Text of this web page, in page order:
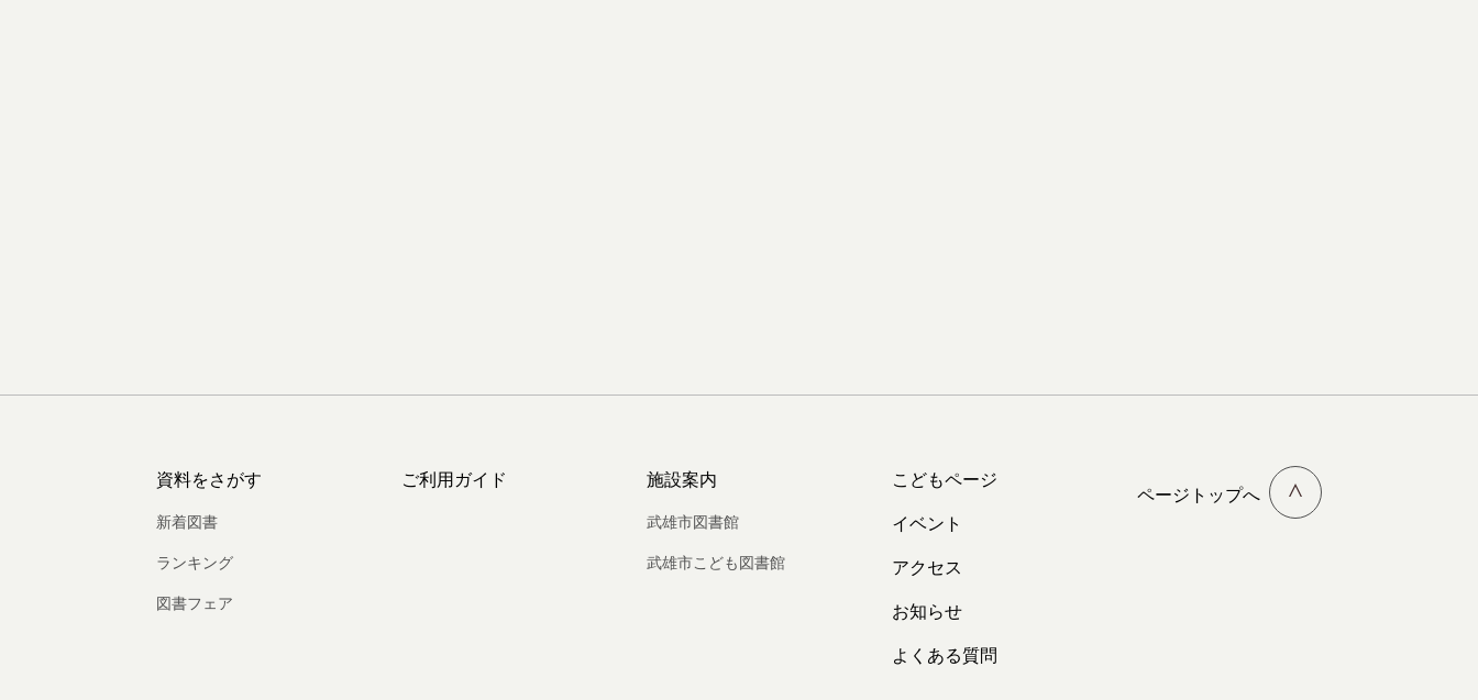
資料をさがす
新着図書
ランキング
図書フェア
ご利用ガイド 施設案内
武雄市図書館
武雄市こども図書館
こどもページ
イベント
アクセス
お知らせ
よくある質問
ページトップへ